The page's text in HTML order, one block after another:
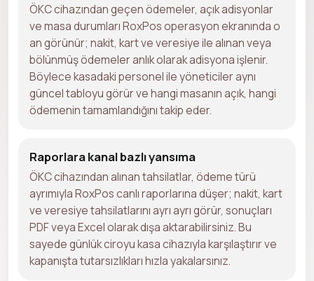
ÖKC cihazından geçen ödemeler, açık adisyonlar
ve masa durumları RoxPos operasyon ekranında o
an görünür; nakit, kart ve veresiye ile alınan veya
bölünmüş ödemeler anlık olarak adisyona işlenir.
Böylece kasadaki personel ile yöneticiler aynı
güncel tabloyu görür ve hangi masanın açık, hangi
ödemenin tamamlandığını takip eder.
Raporlara kanal bazlı yansıma
ÖKC cihazından alınan tahsilatlar, ödeme türü
ayrımıyla RoxPos canlı raporlarına düşer; nakit, kart
ve veresiye tahsilatlarını ayrı ayrı görür, sonuçları
PDF veya Excel olarak dışa aktarabilirsiniz. Bu
sayede günlük ciroyu kasa cihazıyla karşılaştırır ve
kapanışta tutarsızlıkları hızla yakalarsınız.